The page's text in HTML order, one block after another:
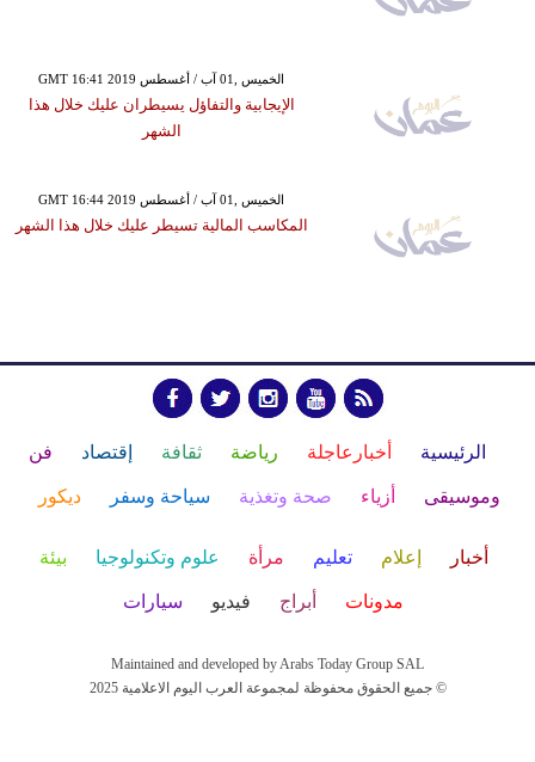
GMT 16:41 2019 الخميس ,01 آب / أغسطس
الإيجابية والتفاؤل يسيطران عليك خلال هذا
الشهر
GMT 16:44 2019 الخميس ,01 آب / أغسطس
المكاسب المالية تسيطر عليك خلال هذا الشهر
الرئيسية أخبارعاجلة رياضة ثقافة إقتصاد فن
وموسيقى أزياء صحة وتغذية سياحة وسفر ديكور
أخبار إعلام تعليم مرأة علوم وتكنولوجيا بيئة
مدونات أبراج فيديو سيارات
Maintained and developed by Arabs Today Group SAL
جميع الحقوق محفوظة لمجموعة العرب اليوم الاعلامية 2025 ©